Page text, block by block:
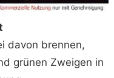
davon brennen,
grünen Zweigen in